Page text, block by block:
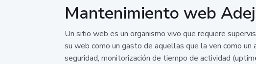
Mantenimiento web
Un sitio web es un organismo vivo que requiere
su web como un gasto de aquellas que la ven como
seguridad, monitorización de tiempo de actividad